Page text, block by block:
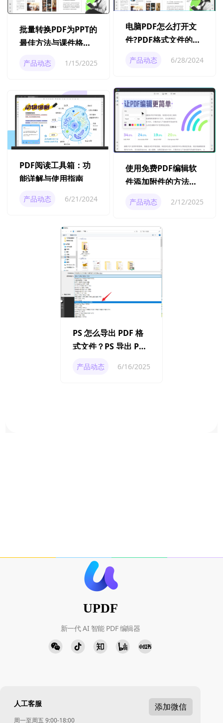
批量转换PDF为PPT的
最佳方法与课件格式
产品动态 1/15/2025
电脑PDF怎么打开文
件?PDF格式文件的打
产品动态 6/28/2024
PDF阅读工具箱：功
能详解与使用指南
产品动态 6/21/2024
使用免费PDF编辑软
件添加附件的方法与
产品动态 2/12/2025
PS 怎么导出 PDF 格
式文件？PS 导出 PDF
产品动态 6/16/2025
UPDF
新一代 AI 智能 PDF 编辑器
人工客服
周一至周五 9:00-18:00
添加微信